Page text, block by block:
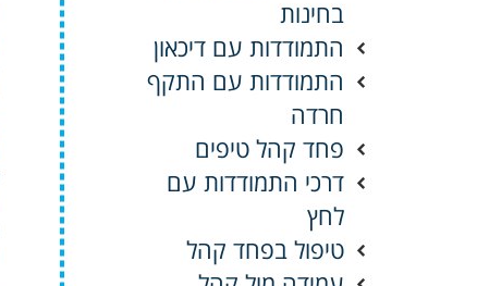
בחינות
התמודדות עם דיכאון
התמודדות עם התקף
חרדה
פחד קהל טיפים
דרכי התמודדות עם
לחץ
טיפול בפחד קהל